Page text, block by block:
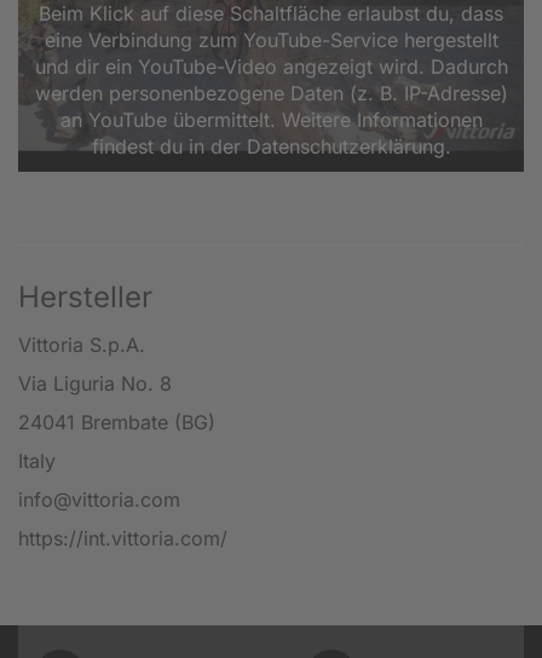
Beim Klick auf diese Schaltfläche erlaubst du, dass
eine Verbindung zum YouTube-Service hergestellt
und dir ein YouTube-Video angezeigt wird. Dadurch
werden personenbezogene Daten (z. B. IP-Adresse)
an YouTube übermittelt. Weitere Informationen
findest du in der Datenschutzerklärung.
Hersteller
Vittoria S.p.A.
Via Liguria No. 8
24041 Brembate (BG)
Italy
info@vittoria.com
https://int.vittoria.com/